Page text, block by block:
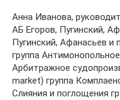
Анна Иванова,
АБ Егоров, Пугинский,
Пугинский, Афанасьев и
группа
Арбитражное
market) группа
Слияния и поглощения